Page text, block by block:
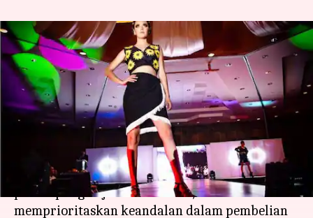
Faktor-faktor yang membentuk
masa depan industri fesyen
yang dinamis di tahun 2024
menulis Taufiq Al Jufri Jan 08, 2024 12:49 pm
Memasuki tahun 2024, industri fesyen berada di
persimpangan jalan. Tahun ini, konsumen
memprioritaskan keandalan dalam pembelian